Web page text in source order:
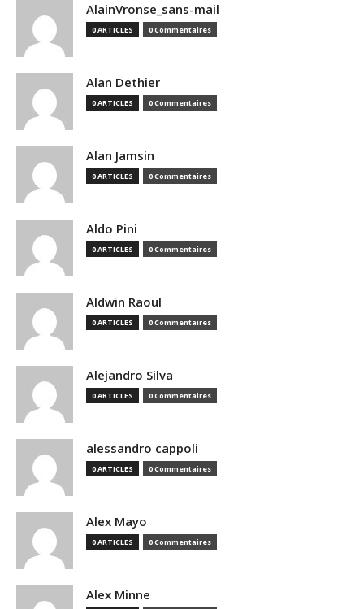
AlainVronse_sans-mail
0 ARTICLES 0 Commentaires
Alan Dethier
0 ARTICLES 0 Commentaires
Alan Jamsin
0 ARTICLES 0 Commentaires
Aldo Pini
0 ARTICLES 0 Commentaires
Aldwin Raoul
0 ARTICLES 0 Commentaires
Alejandro Silva
0 ARTICLES 0 Commentaires
alessandro cappoli
0 ARTICLES 0 Commentaires
Alex Mayo
0 ARTICLES 0 Commentaires
Alex Minne